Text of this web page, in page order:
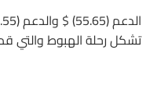
تشكل رحلة الهبوط والتي قد تتجاوز (50.0)